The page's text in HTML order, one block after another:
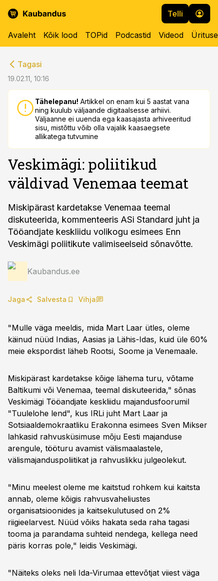
Telli
Avaleht Kõik lood TOPid Podcastid Videod
Tagasi
19.02.11, 10:16
Tähelepanu! Artikkel on enam kui 5 aastat vana
ning kuulub väljaande digitaalsesse arhiivi.
Väljaanne ei uuenda ega kaasajasta arhiveeritud
sisu, mistõttu võib olla vajalik kaasaegsete
allikatega tutvumine
Veskimägi: poliitikud
väldivad Venemaa teemat
Miskipärast kardetakse Venemaa teemal
diskuteerida, kommenteeris ASi Standard juht ja
Tööandjate keskliidu volikogu esimees Enn
Veskimägi poliitikute valimiseelseid sõnavõtte.
Kaubandus.ee
Jaga Salvesta Vihja
"Mulle väga meeldis, mida Mart Laar ütles, oleme
käinud nüüd Indias, Aasias ja Lähis-Idas, kuid üle 60%
meie ekspordist läheb Rootsi, Soome ja Venemaale.
Miskipärast kardetakse kõige lähema turu, võtame
Baltikumi või Venemaa, teemal diskuteerida," sõnas
Veskimägi Tööandjate keskliidu majandusfoorumil
"Tuulelohe lend", kus IRLi juht Mart Laar ja
Sotsiaaldemokraatliku Erakonna esimees Sven Mikser
lahkasid rahvusküsimuse mõju Eesti majanduse
arengule, tööturu avamist välismaalastele,
välismajanduspoliitikat ja rahvuslikku julgeolekut.
"Minu meelest oleme me kaitstud rohkem kui kaitsta
annab, oleme kõigis rahvusvaheliustes
organisatsioonides ja kaitsekulutused on 2%
riigieelarvest. Nüüd võiks hakata seda raha tagasi
tooma ja parandama suhteid nendega, kellega need
päris korras pole," leidis Veskimägi.
"Näiteks oleks neli Ida-Virumaa ettevõtjat viiest väga